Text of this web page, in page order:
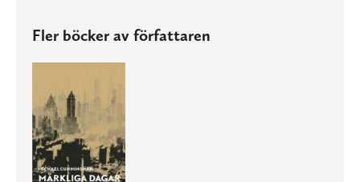
Fler böcker av författaren